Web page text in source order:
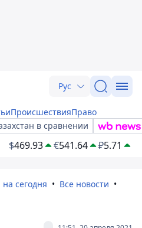
Рус
ПроисшествияПраво
в сравнении
$469.93 €541.64 ₽5.71
сегодня
Все новости